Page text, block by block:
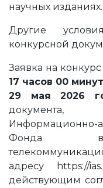
научных изданиях.
Другие
конкурсной
Заявка на
17 часов 00
29 мая 2026
документа,
Фонда в
адресу https://
действующим